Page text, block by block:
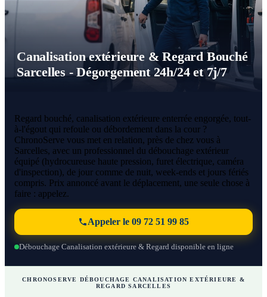
Canalisation extérieure & Regard Bouché
Sarcelles - Dégorgement 24h/24 et 7j/7
Regard bouché, canalisation extérieure enterrée engorgée, tout-
à-l'égout qui refoule ou débordement dans la cour ?
ChronoServe vous met en relation, près de chez vous à
Sarcelles, avec un professionnel du débouchage extérieur
équipé (hydrocureuse haute pression, furet électrique, caméra
d'inspection), de jour comme de nuit, week-ends et jours fériés
compris. Prix annoncé avant le déplacement, une seule chose à
faire : appelez.
Appeler le 09 72 51 99 85
Débouchage Canalisation extérieure & Regard disponible en ligne
CHRONOSERVE DÉBOUCHAGE CANALISATION EXTÉRIEURE &
REGARD SARCELLES